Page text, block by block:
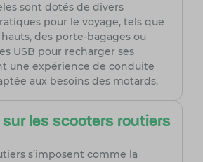
sont dotés de divers
pour le voyage, tels que
des porte-bagages ou
USB pour recharger ses
une expérience de conduite
aux besoins des motards.
les scooters routiers
s’imposent comme la